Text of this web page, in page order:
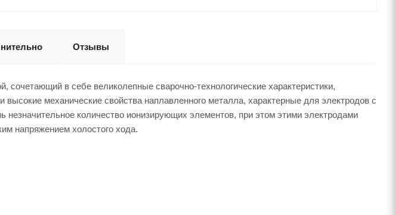
Отзывы
сочетающий в себе великолепные сварочно-технологические характеристики,
механические свойства наплавленного металла, характерные для электродов с
незначительное количество ионизирующих элементов, при этом этими электродами
напряжением холостого хода.